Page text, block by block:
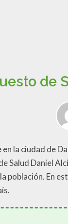
de
la ciudad de
Salud Daniel
población. En